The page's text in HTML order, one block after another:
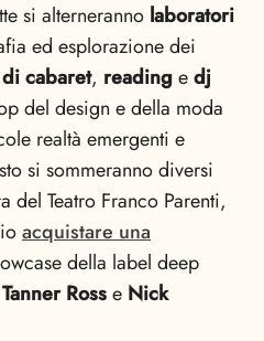
si alterneranno laboratori
ed esplorazione dei
cabaret, readingedj
del design e della moda
realtà emergenti e
si sommeranno diversi
del Teatro Franco Parenti,
acquistare una
della label deep
Tanner Rosse Nick